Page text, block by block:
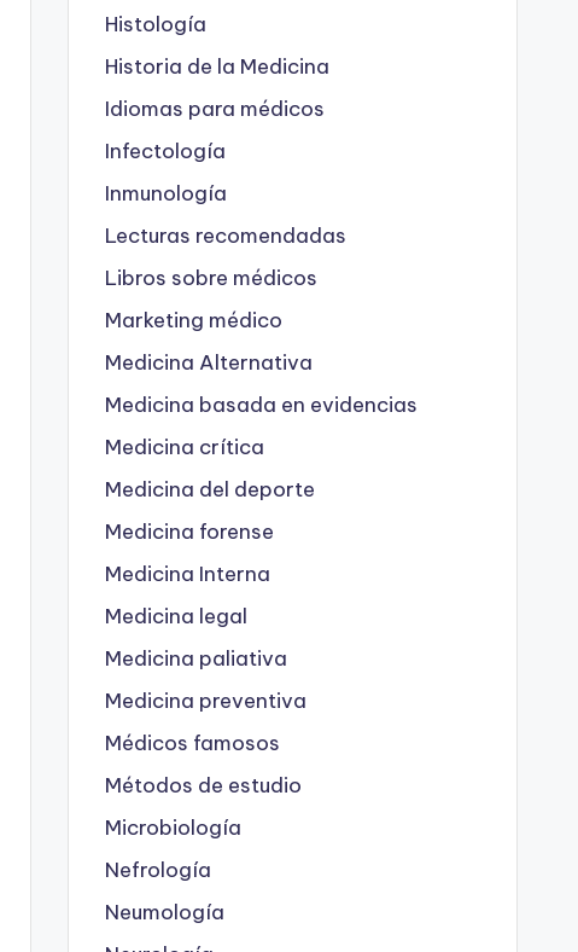
Histología
Historia de la Medicina
Idiomas para médicos
Infectología
Inmunología
Lecturas recomendadas
Libros sobre médicos
Marketing médico
Medicina Alternativa
Medicina basada en evidencias
Medicina crítica
Medicina del deporte
Medicina forense
Medicina Interna
Medicina legal
Medicina paliativa
Medicina preventiva
Médicos famosos
Métodos de estudio
Microbiología
Nefrología
Neumología